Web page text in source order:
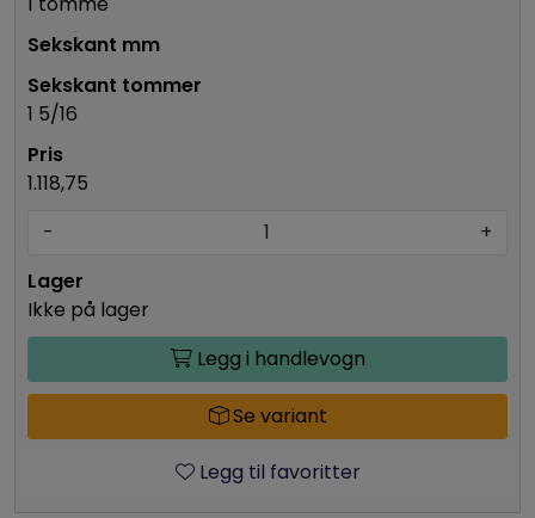
1 5/16
1.118,75
-
+
Ikke på lager
Legg i handlevogn
Se variant
Legg til favoritter